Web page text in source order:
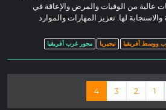
من الوفيات والمرض والإعاقة في
لها. تعزيز المهارات والموارد
ووسط أفريقيا نيجيريا محور غرب أفريقيا
2
3
4